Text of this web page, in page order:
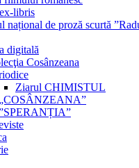
libris
național de proză scurtă
digitală
Cosânzeana
Ziarul CHIMISTUL